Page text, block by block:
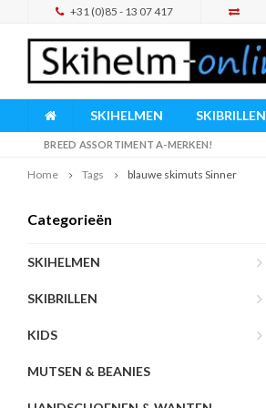
+31 (0)85 - 13 07 417
SKIHELMEN SKIBRILLEN
BREED ASSORTIMENT A-MERKEN!
Home Tags blauwe skimuts Sinner
Categorieën
SKIHELMEN
SKIBRILLEN
KIDS
MUTSEN & BEANIES